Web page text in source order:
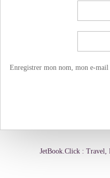
Enregistrer mon nom, mon e-
JetBook.Click : Travel,